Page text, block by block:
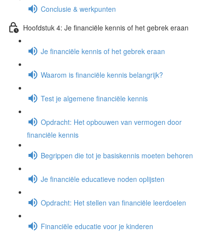
Conclusie & werkpunten
Hoofdstuk 4: Je financiële kennis of het gebrek eraan
Je financiële kennis of het gebrek eraan
Waarom is financiële kennis belangrijk?
Test je algemene financiële kennis
Opdracht: Het opbouwen van vermogen door
financiële kennis
Begrippen die tot je basiskennis moeten behoren
Je financiële educatieve noden oplijsten
Opdracht: Het stellen van financiële leerdoelen
Financiële educatie voor je kinderen